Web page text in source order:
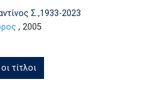
Σ.,1933-2023
, 2005
τίτλοι